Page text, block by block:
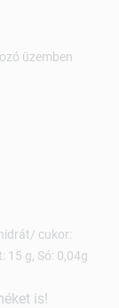
üzemben
cukor:
15 g, Só: 0,04g
is!